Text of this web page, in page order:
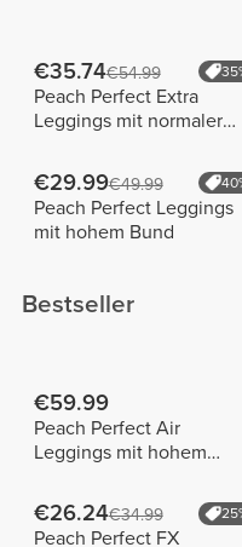
€35.74€54.99
Peach Perfect Extra
Leggings mit normaler
€29.99€49.99
Peach Perfect Leggings
mit hohem Bund
Bestseller
€59.99
Peach Perfect Air
Leggings mit hohem
€26.24€34.99
Peach Perfect FX